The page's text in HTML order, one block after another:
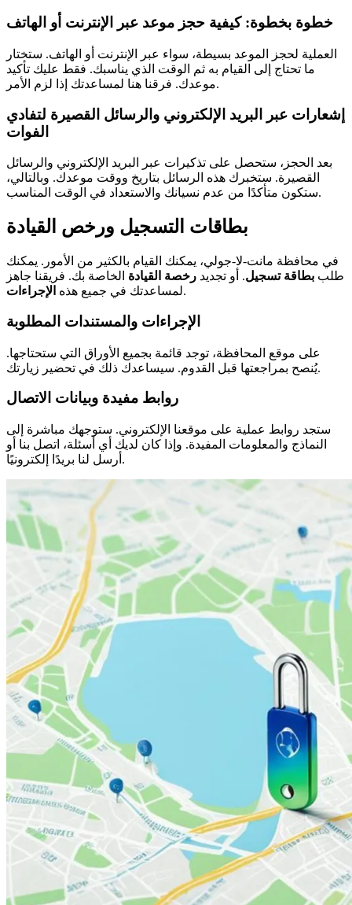
خطوة بخطوة: كيفية حجز موعد عبر الإنترنت أو الهاتف
العملية لحجز الموعد بسيطة، سواء عبر الإنترنت أو الهاتف. ستختار
ما تحتاج إلى القيام به ثم الوقت الذي يناسبك. فقط عليك تأكيد
موعدك. فرقنا هنا لمساعدتك إذا لزم الأمر.
إشعارات عبر البريد الإلكتروني والرسائل القصيرة لتفادي
الفوات
بعد الحجز، ستحصل على تذكيرات عبر البريد الإلكتروني والرسائل
القصيرة. ستخبرك هذه الرسائل بتاريخ ووقت موعدك. وبالتالي،
ستكون متأكدًا من عدم نسيانك والاستعداد في الوقت المناسب.
بطاقات التسجيل ورخص القيادة
في محافظة مانت-لا-جولي، يمكنك القيام بالكثير من الأمور. يمكنك
طلب بطاقة تسجيل. أو تجديد رخصة القيادة الخاصة بك. فريقنا جاهز
لمساعدتك في جميع هذه الإجراءات .
الإجراءات والمستندات المطلوبة
على موقع المحافظة، توجد قائمة بجميع الأوراق التي ستحتاجها.
يُنصح بمراجعتها قبل القدوم. سيساعدك ذلك في تحضير زيارتك.
روابط مفيدة وبيانات الاتصال
ستجد روابط عملية على موقعنا الإلكتروني. ستوجهك مباشرة إلى
النماذج والمعلومات المفيدة. وإذا كان لديك أي أسئلة، اتصل بنا أو
أرسل لنا بريدًا إلكترونيًا.